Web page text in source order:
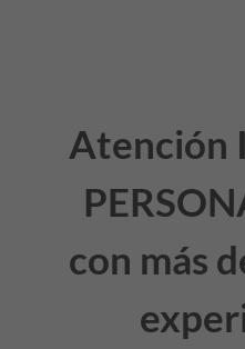
Atención
con más